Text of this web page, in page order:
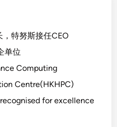
特努斯接任CEO
单位
Computing
Centre(HKHPC)
for excellence